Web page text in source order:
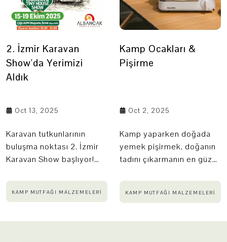
2. İzmir Karavan
Show'da Yerimizi
Aldık
Oct 13, 2025
Karavan tutkunlarının
buluşma noktası 2. İzmir
Karavan Show başlıyor!
yanından gelen karavan
üreticileri, kamp
doğaseverleri bir araya
KAMP MUTFAĞI MALZEMELERI
Kamp Ocakları &
Pişirme
Oct 2, 2025
Kamp yaparken doğada
yemek pişirmek, doğanın
tadını çıkarmanın en güzel
doğru kamp
ocağı ve pişirme
deneyimi daha pratik ve
KAMP MUTFAĞI MALZEMELERI